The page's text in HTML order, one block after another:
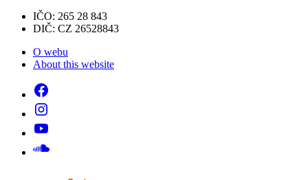
IČO: 265 28 843
DIČ: CZ 26528843
O webu
About this website